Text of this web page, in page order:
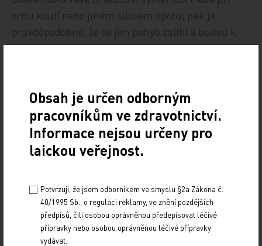
vrhu koulí nebo jiném silovém spotu, pak je
pravděpodobné, že se jim pohyb zalíbí a budou k
němu mít kladný vztah po celý život. Jejich trénink
Využívá se na Slovensku pohybová aktivita v
rehabilitaci například po srdečních nebo cévních
mozkových příhodách?
pohybové metody se na Slovensku nepoužívají v
dostatečné míře. Pohyb by měl být součástí
léčebného režimu u většiny onemocnění. Existuje i
kardiogenní myopatie, kdy se v důsledku špatné
Obsah je určen odborným
pracovníkům ve zdravotnictví.
Informace nejsou určeny pro
laickou veřejnost.
Potvrzuji, že jsem odborníkem ve smyslu §2a Zákona č.
40/1995 Sb., o regulaci reklamy, ve znění pozdějších
předpisů, čili osobou oprávněnou předepisovat léčivé
přípravky nebo osobou oprávněnou léčivé přípravky
vydávat.